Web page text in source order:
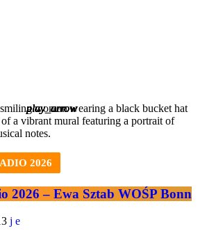
play_arrow
2026
2026 – Ewa Sztab WOŚP Bonn
play_arrow
play_arrow
play_arrow
play_arrow